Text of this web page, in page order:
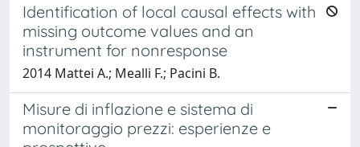
Identification of local causal effects with
missing outcome values and an
instrument for nonresponse
2014 Mattei A.; Mealli F.; Pacini B.
Misure di inflazione e sistema di
monitoraggio prezzi: esperienze e